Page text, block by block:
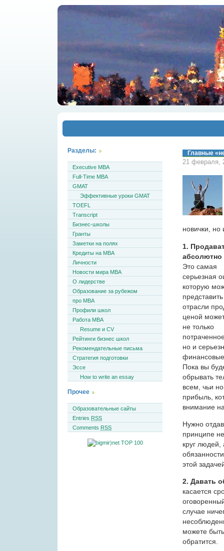
Главные
21 февраля,
новички, но
1.
абсолютно
Это самая
серьезная
которую
отрасли
ценой
не только
но и
Пока вы
обрывать
всем, чьи
прибыль,
внимание
Нужно
принципе
круг людей,
этой
2. Давать
касается
случае
можете
обратится.
Разделы:
Executive MBA
Full-Time MBA
GMAT
Эффективные уроки GMAT
TOEFL
Transcript
Бизнес-школы
Гранты
Заметки на полях
Кредиты на MBA
Личности
Новости мира MBA
О лидерстве
Образование за рубежом
про MBA
Профили школ
Работа MBA
Resume и CV
Рейтинги бизнес школ
Рекомендательные письма
Стратегия подготовки
Эссе
How to write an essay
Прочее
Образовательные сайты
Entries RSS
Comments RSS